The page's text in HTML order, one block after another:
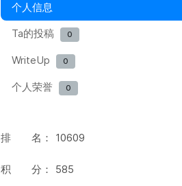
个人信息
Ta的投稿
0
WriteUp 0
个人荣誉 0
排 名： 10609
积 分： 585